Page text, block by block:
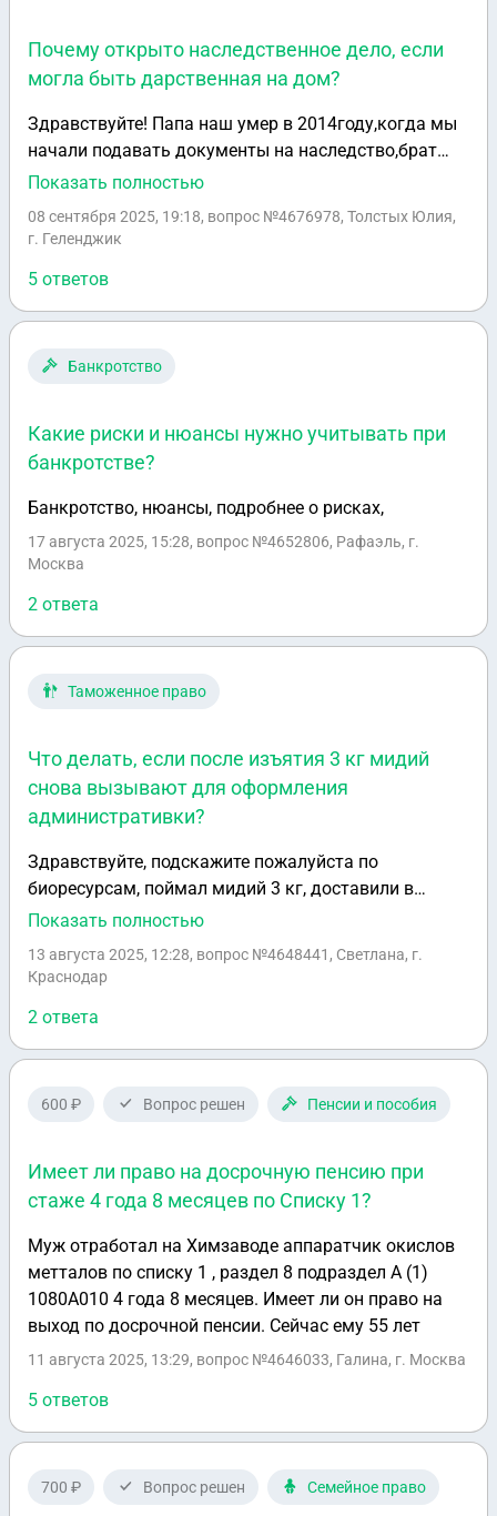
Почему открыто наследственное дело, если
могла быть дарственная на дом?
Здравствуйте! Папа наш умер в 2014году,когда мы
начали подавать документы на наследство,брат
отца сказал что ,у него дарственная на дом. Мы
что дело открыто. Возможно ли что никакой
открыто?
Показать полностью
08 сентября 2025, 19:18, вопрос №4676978, Толстых Юлия,
г. Геленджик
5 ответов
Банкротство
Какие риски и нюансы нужно учитывать при
банкротстве?
Банкротство, нюансы, подробнее о рисках,
17 августа 2025, 15:28, вопрос №4652806, Рафаэль, г.
Москва
2 ответа
Таможенное право
Что делать, если после изъятия 3 кг мидий
снова вызывают для оформления
административки?
Здравствуйте, подскажите пожалуйста по
биоресурсам, поймал мидий 3 кг, доставили в
линейный отдел, составили документы, сказали
звонят, просят прийти к ним опять, якобы на
административку, хотя изначально говорили, будет
штраф, как мне быть в этом случае,
ловли у меня не было, ни лодки. Спасибо большое!
Показать полностью
13 августа 2025, 12:28, вопрос №4648441, Светлана, г.
Краснодар
2 ответа
600 ₽ Вопрос решен Пенсии и пособия
Имеет ли право на досрочную пенсию при
стаже 4 года 8 месяцев по Списку 1?
Муж отработал на Химзаводе аппаратчик окислов
метталов по списку 1 , раздел 8 подраздел А (1)
1080А010 4 года 8 месяцев. Имеет ли он право на
выход по досрочной пенсии. Сейчас ему 55 лет
11 августа 2025, 13:29, вопрос №4646033, Галина, г. Москва
5 ответов
700 ₽ Вопрос решен Семейное право